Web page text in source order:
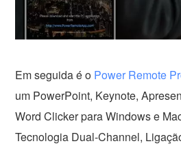
Em seguida é o Power Remote
um PowerPoint, Keynote,
Word Clicker para Windows e
Tecnologia Dual-Channel,